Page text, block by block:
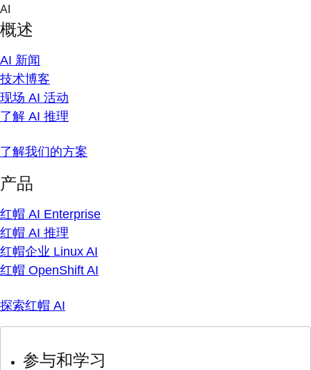
Skip
content
AI
概述
AI 新闻
技术博客
现场 AI 活动
了解 AI 推理
了解我们的方案
产品
红帽 AI Enterprise
红帽 AI 推理
红帽企业 Linux AI
红帽 OpenShift AI
探索红帽 AI
参与和学习